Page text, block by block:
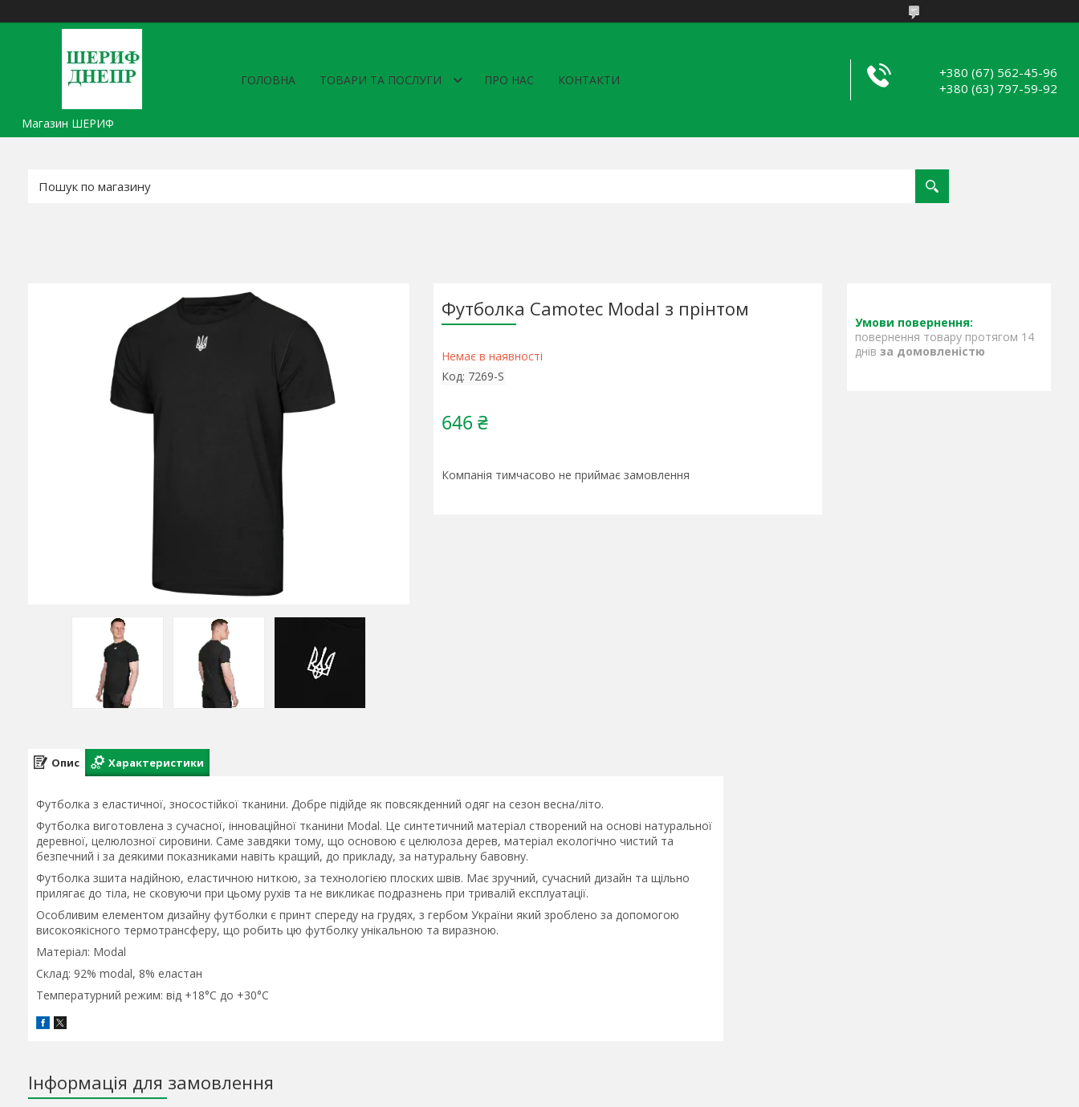
Магазин ШЕРИФ
ГОЛОВНА ТОВАРИ ТА ПОСЛУГИ ПРО НАС КОНТАКТИ
+380 (67) 562-45-96
+380 (63) 797-59-92
Футболка Camotec Modal з прінтом
Немає в наявності
Код: 7269-S
646 ₴
Компанія тимчасово не приймає замовлення
повернення товару протягом 14
днів за домовленістю
Опис Характеристики
Футболка з еластичної, зносостійкої тканини. Добре підійде як повсякденний одяг на сезон весна/літо.
Футболка виготовлена з сучасної, інноваційної тканини Modal. Це синтетичний матеріал створений на основі натуральної
деревної, целюлозної сировини. Саме завдяки тому, що основою є целюлоза дерев, матеріал екологічно чистий та
безпечний і за деякими показниками навіть кращий, до прикладу, за натуральну бавовну.
Футболка зшита надійною, еластичною ниткою, за технологією плоских швів. Має зручний, сучасний дизайн та щільно
прилягає до тіла, не сковуючи при цьому рухів та не викликає подразнень при тривалій експлуатації.
Особливим елементом дизайну футболки є принт спереду на грудях, з гербом України який зроблено за допомогою
високоякісного термотрансферу, що робить цю футболку унікальною та виразною.
Матеріал: Modal
Склад: 92% modal, 8% еластан
Температурний режим: від +18°C до +30°C
Інформація для замовлення